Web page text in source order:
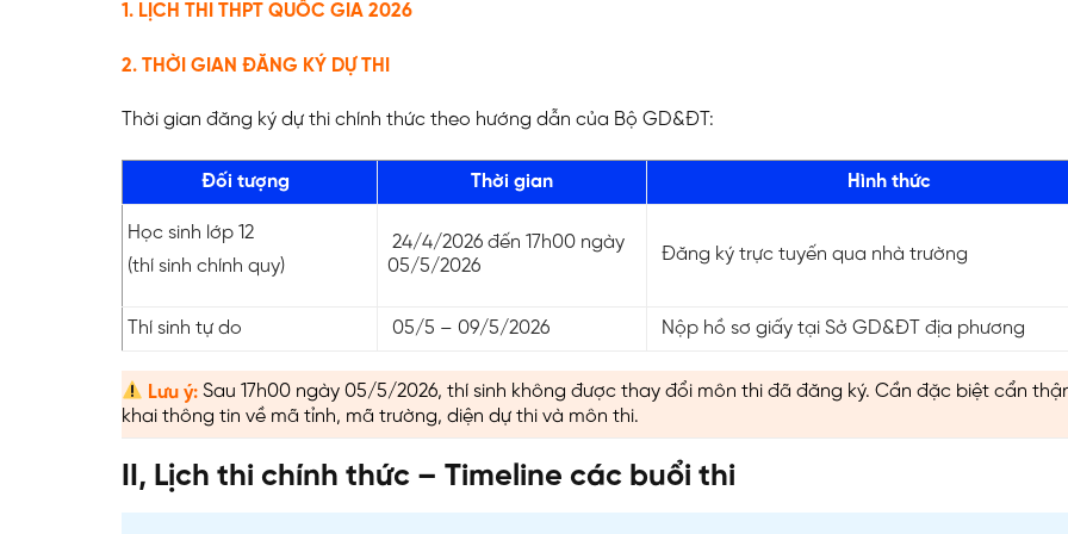
1. LỊCH THI THPT QUỐC GIA 2026
2. THỜI GIAN ĐĂNG KÝ DỰ THI
Thời gian đăng ký dự thi chính thức theo hướng dẫn của Bộ GD&ĐT:
Đối tượng Thời gian Hình thức
Học sinh lớp 12
(thí sinh chính quy)
24/4/2026 đến 17h00 ngày
05/5/2026
Đăng ký trực tuyến qua nhà trường
Thí sinh tự do 05/5 – 09/5/2026 Nộp hồ sơ giấy tại Sở GD&ĐT địa phương
Lưu ý: Sau 17h00 ngày 05/5/2026, thí sinh không được thay đổi môn thi đã đăng ký. Cần đặc biệt cẩn
khai thông tin về mã tỉnh, mã trường, diện dự thi và môn thi.
II, Lịch thi chính thức – Timeline các buổi thi